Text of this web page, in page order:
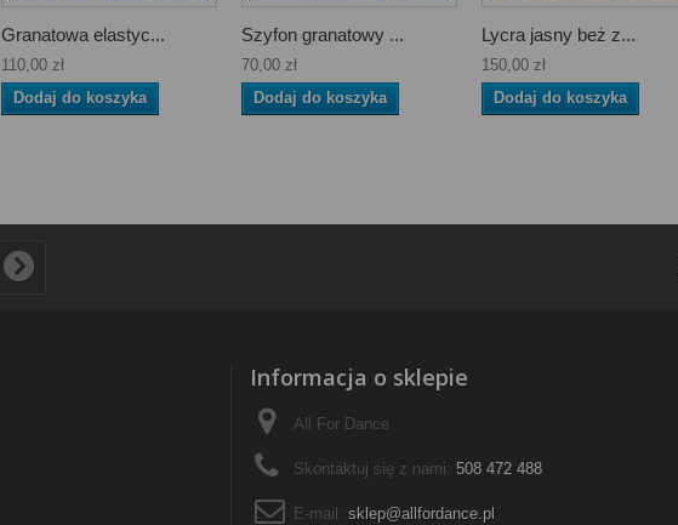
Granatowa elastyc...
110,00 zł
Dodaj do koszyka
Szyfon granatowy ...
70,00 zł
Dodaj do koszyka
Lycra jasny beż z...
150,00 zł
Dodaj do koszyka
Informacja o sklepie
All For Dance
Skontaktuj się z nami: 508 472 488
E-mail: sklep@allfordance.pl